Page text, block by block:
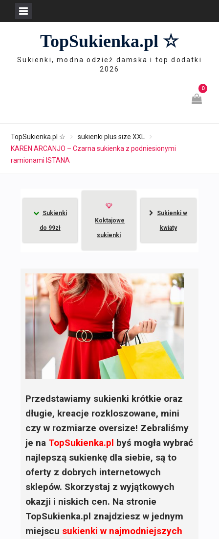
TopSukienka.pl ☆
Sukienki, modna odzież damska i top dodatki
2026
0
TopSukienka.pl ☆
sukienki plus size XXL
KAREN ARCANJO – Czarna sukienka z podniesionymi
ramionami ISTANA
Sukienki
do 99zł
Koktajowe
sukienki
Sukienki w
kwiaty
Przedstawiamy sukienki krótkie oraz
długie, kreacje rozkloszowane, mini
czy w rozmiarze oversize! Zebraliśmy
je na TopSukienka.pl byś mogła wybrać
najlepszą sukienkę dla siebie, są to
oferty z dobrych internetowych
sklepów. Skorzystaj z wyjątkowych
okazji i niskich cen. Na stronie
TopSukienka.pl znajdziesz w jednym
miejscu sukienki w najmodniejszych